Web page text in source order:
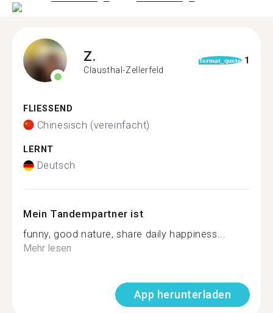
Z.
Clausthal-Zellerfeld
format_quote 1
FLIESSEND
Chinesisch (vereinfacht)
LERNT
Deutsch
Mein Tandempartner ist
funny, good nature, share daily happiness...
Mehr lesen
App herunterladen